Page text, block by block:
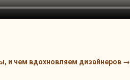
и чем вдохновляем дизайнеров →